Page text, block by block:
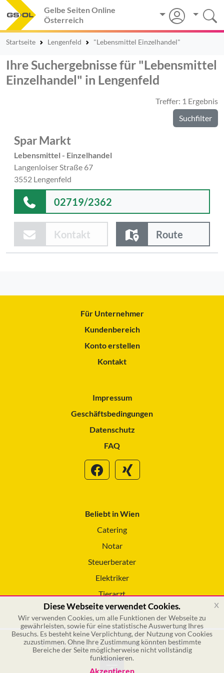
Gelbe Seiten Online
Österreich
Startseite Lengenfeld "Lebensmittel Einzelhandel"
Ihre Suchergebnisse für "Lebensmittel
Einzelhandel" in Lengenfeld
Treffer: 1 Ergebnis
Suchfilter
Spar Markt
Lebensmittel - Einzelhandel
Langenloiser Straße 67
3552 Lengenfeld
02719/2362
Kontakt Route
Für Unternehmer
Kundenbereich
Konto erstellen
Kontakt
Impressum
Geschäftsbedingungen
Datenschutz
FAQ
Beliebt in Wien
Catering
Notar
Steuerberater
Elektriker
Tierarzt
Reinigungsservice
© 2026 GSOL – Online Marketing GmbH
Diese Webseite verwendet Cookies.
Wir verwenden Cookies, um alle Funktionen der Webseite zu
gewährleisten, sowie für eine statistische Auswertung Ihres
Besuchs. Es besteht keine Verplichtung, der Nutzung von Cookies
zuzustimmen. Ohne Ihre Zustimmung könnten bestimmte
Bereiche der Seite möglicherweise nicht vollständig
funktionieren.
Akzeptieren
x